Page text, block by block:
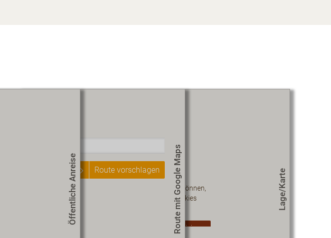
Öffentliche Anreise Route mit Google Maps
Route vorschlagen Lage/Karte
Um diesen Inhalt sehen zu können,
müssen Sie unseren Cookies
Cookie-Einstellungen aktualisieren